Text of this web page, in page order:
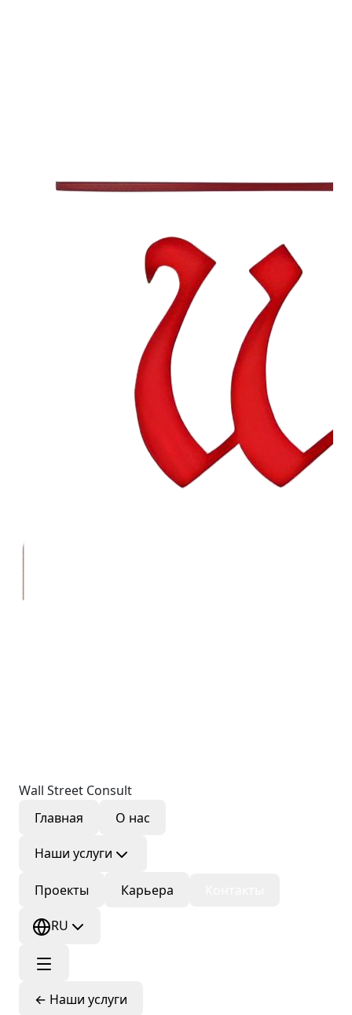
Wall Street Consult
Главная
О нас
Наши услуги
Проекты Карьера
RU
← Наши услуги